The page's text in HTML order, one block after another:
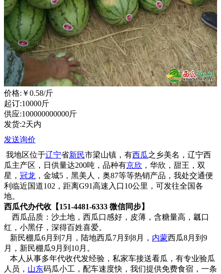
价格: ￥0.58/斤
起订:10000斤
供应:100000000000斤
发货:2天内
发送询价
我地区位于辽宁省新民市梁山镇，有西瓜之乡美名，辽宁西
瓜主产区，日供量达200吨，品种有京欣 ，华欣，甜王，双
星， 冠龙 ，金城5，黑美人，奥87等等热销产品，我处交通便
利临近国道102，距离G91高速入口10公里，可发往全国各
地。
西瓜代办代收【151-4481-6333 微信同步】
西瓜品质：沙土地，西瓜口感好，皮薄，含糖量高，瓤口
红，小黑仔，深得百姓喜爱。
新民棚瓜6月到7月，陆地西瓜7月到8月， 内蒙西瓜8月到9
月，新民棚瓜9月到10月。
本人从事多年代收代发经验，私家车接送看瓜，有专业验瓜
人员， 山东码瓜小工，配车速度快，我们提供免费食宿，一条